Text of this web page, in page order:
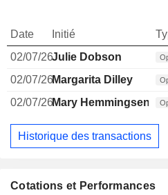
Cotations et Performances
Date Initié
02/07/26Julie Dobson
02/07/26Margarita Dilley
02/07/26Mary Hemmingsen
Historique des transactions